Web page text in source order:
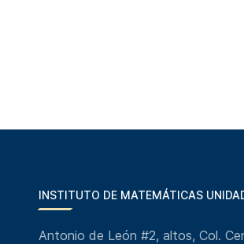
INSTITUTO DE MATEMÁTICAS
Antonio de León #2, altos, Col.